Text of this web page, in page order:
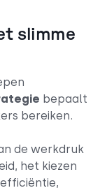
slimme
bepaalt
bereiken.
de werkdruk
het kiezen